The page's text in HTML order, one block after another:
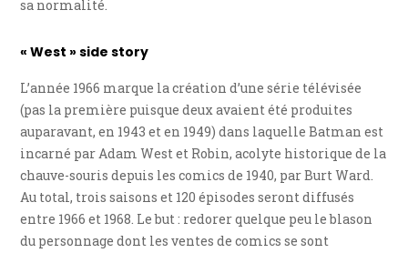
sa normalité.
« West » side story
L’année 1966 marque la création d’une série télévisée
(pas la première puisque deux avaient été produites
auparavant, en 1943 et en 1949) dans laquelle Batman est
incarné par Adam West et Robin, acolyte historique de la
chauve-souris depuis les comics de 1940, par Burt Ward.
Au total, trois saisons et 120 épisodes seront diffusés
entre 1966 et 1968. Le but : redorer quelque peu le blason
du personnage dont les ventes de comics se sont